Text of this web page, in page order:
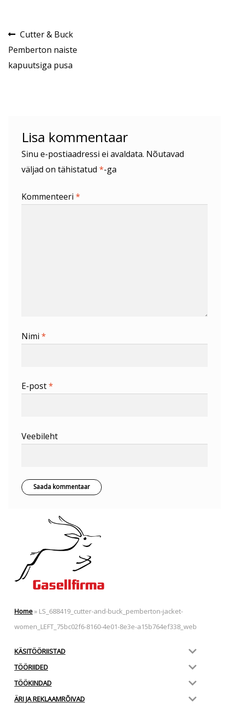
Navigeerimine
Eelmine
postitus:
Cutter & Buck
Pemberton naiste
kapuutsiga pusa
Lisa kommentaar
Sinu e-postiaadressi ei avaldata. Nõutavad
väljad on tähistatud *-ga
Kommenteeri *
Nimi *
E-post*
Veebileht
Home» LS_688419_cutter-and-buck_pemberton-jacket-
women_LEFT_75bc02f6-8160-4e01-8e3e-a15b764ef338_web
KÄSITÖÖRIISTAD
TÖÖRIIDED
TÖÖKINDAD
ÄRI JA REKLAAMRÕIVAD